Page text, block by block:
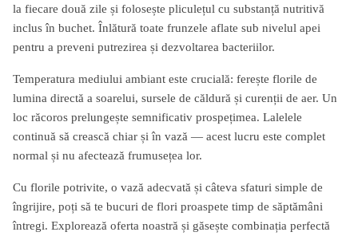
la fiecare două zile și folosește pliculețul cu substanță nutritivă
inclus în buchet. Înlătură toate frunzele aflate sub nivelul apei
pentru a preveni putrezirea și dezvoltarea bacteriilor.
Temperatura mediului ambiant este crucială: ferește florile de
lumina directă a soarelui, sursele de căldură și curenții de aer. Un
loc răcoros prelungește semnificativ prospețimea. Lalelele
continuă să crească chiar și în vază — acest lucru este complet
normal și nu afectează frumusețea lor.
Cu florile potrivite, o vază adecvată și câteva sfaturi simple de
îngrijire, poți să te bucuri de flori proaspete timp de săptămâni
întregi. Explorează oferta noastră și găsește combinația perfectă